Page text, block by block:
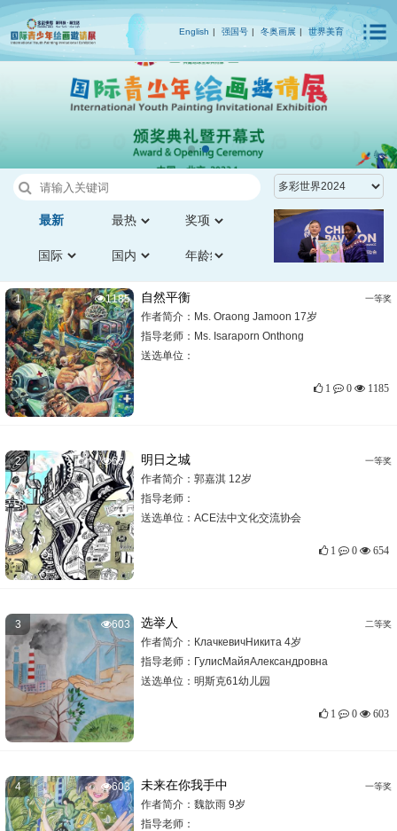
English | 强国号 | 冬奥画展 | 世界美育
最新
1 1185 自然平衡 一等奖
作者简介：Ms. Oraong Jamoon 17岁
指导老师： Ms. Isaraporn Onthong
送选单位：
1 0 1185
2 654 明日之城 一等奖
作者简介：郭嘉淇 12岁
指导老师：
送选单位：ACE法中文化交流协会
1 0 654
3 603 选举人 二等奖
作者简介：КлачкевичНикита 4岁
指导老师： ГулисМайяАлександровна
送选单位：明斯克61幼儿园
1 0 603
4 603 未来在你我手中 一等奖
作者简介：魏歆雨 9岁
指导老师：